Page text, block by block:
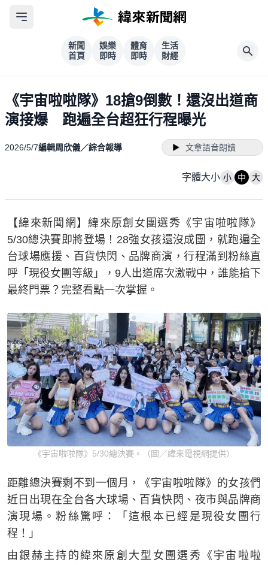
新聞
首頁
娛樂
即時
體育
即時
生活
財經
《宇宙啦啦隊》18搶9倒數！還沒出道商
演接爆 跑遍全台超狂行程曝光
2026/5/7編輯周欣儀／綜合報導 文章語音朗讀
字體大小 小 中 大
【緯來新聞網】緯來原創女團選秀《宇宙啦啦隊》
5/30總決賽即將登場！28強女孩還沒成團，就跑遍全
台球場應援、百貨快閃、品牌商演，行程滿到粉絲直
呼「現役女團等級」，9人出道席次激戰中，誰能搶下
最終門票？完整看點一次掌握。
《宇宙啦啦隊》5/30總決賽。（圖／緯來電視網提供）
距離總決賽剩不到一個月，《宇宙啦啦隊》的女孩們
近日出現在全台各大球場、百貨快閃、夜市與品牌商
演現場。粉絲驚呼：「這根本已經是現役女團行
程！」
由銀赫主持的緯來原創大型女團選秀《宇宙啦啦